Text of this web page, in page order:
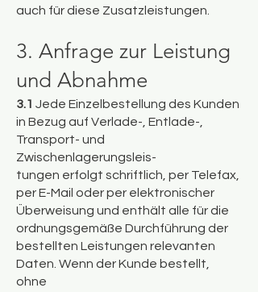
auch für diese Zusatzleistungen.
3. Anfrage zur Leistung
und Abnahme
3.1 Jede Einzelbestellung des Kunden
in Bezug auf Verlade-, Entlade-,
Transport- und
Zwischenlagerungsleis-
tungen erfolgt schriftlich, per Telefax,
per E-Mail oder per elektronischer
Überweisung und enthält alle für die
ordnungsgemäße Durchführung der
bestellten Leistungen relevanten
Daten. Wenn der Kunde bestellt,
ohne